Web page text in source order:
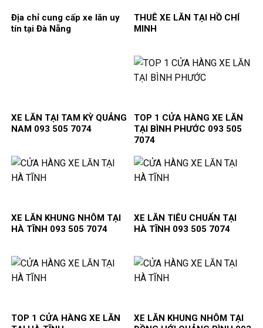
Địa chỉ cung cấp xe lăn uy
tín tại Đà Nẵng
THUÊ XE LĂN TẠI HỒ CHÍ
MINH
XE LĂN TẠI TAM KỲ QUẢNG
NAM 093 505 7074
TOP 1 CỬA HÀNG XE LĂN
TẠI BÌNH PHƯỚC 093 505
7074
XE LĂN KHUNG NHÔM TẠI
HÀ TĨNH 093 505 7074
XE LĂN TIÊU CHUẨN TẠI
HÀ TĨNH 093 505 7074
TOP 1 CỬA HÀNG XE LĂN
XE LĂN KHUNG NHÔM TẠI